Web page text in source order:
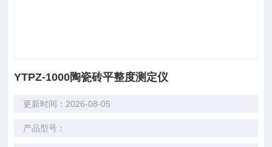
YTPZ-1000陶瓷砖平整度测定仪
更新时间：2026-08-05
产品型号：